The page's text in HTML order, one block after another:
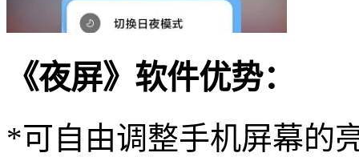
《夜屏》软件优势：
*可自由调整手机屏幕的